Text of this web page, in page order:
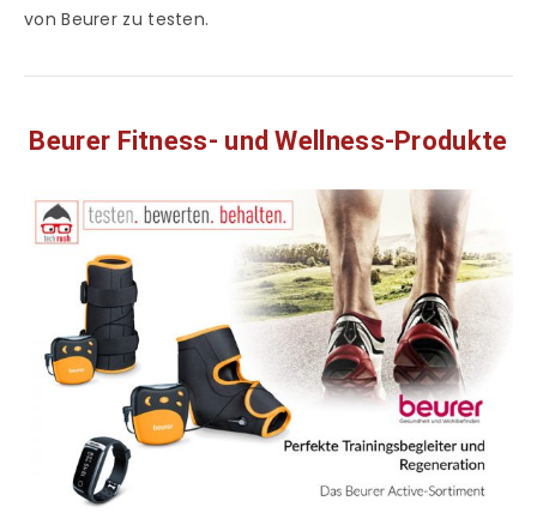
von Beurer zu testen.
Beurer Fitness- und Wellness-Produkte